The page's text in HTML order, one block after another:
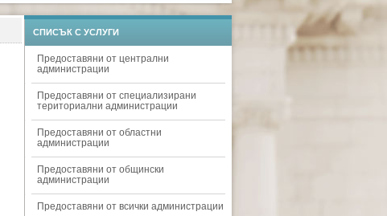
СПИСЪК С УСЛУГИ
Предоставяни от централни
администрации
Предоставяни от специализирани
териториални администрации
Предоставяни от областни
администрации
Предоставяни от общински
администрации
Предоставяни от всички администрации